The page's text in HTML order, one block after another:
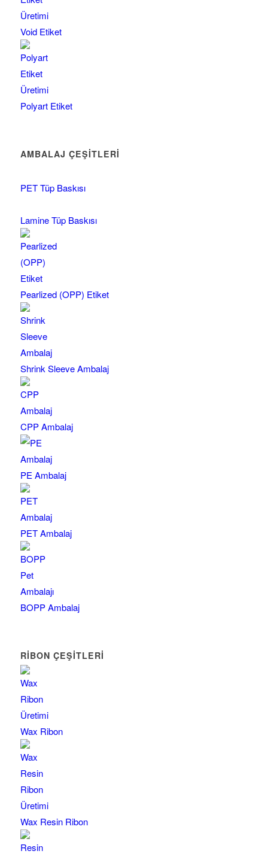
Void Etiket
Polyart Etiket
AMBALAJ ÇEŞİTLERİ
PET Tüp Baskısı
Lamine Tüp Baskısı
Pearlized (OPP) Etiket
Shrink Sleeve Ambalaj
CPP Ambalaj
PE Ambalaj
PET Ambalaj
BOPP Ambalaj
RİBON ÇEŞİTLERİ
Wax Ribon
Wax Resin Ribon